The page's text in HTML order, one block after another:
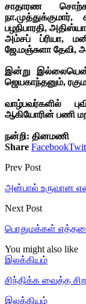
சாதாரண
பழநிபாரதி,
அம்சப் ப்ரியா,
ஜே.மஞ்சுளா தேவி,
இன்று
ஜெயகாந்தனும்,
வாழ்பவர்களில்
ஆகியோரின் பணி
நன்றி: தினமணி
Share Facebook
Prev Post
அன்பால் உருவான
Next Post
பொதுமக்கள்
You might also like
இலக்கியம்
சிந்திக்க வைத்த
இலக்கியம்